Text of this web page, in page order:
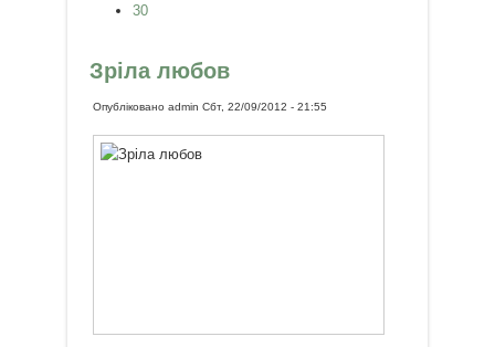
30
Зріла любов
Опублікованоadmin Сбт, 22/09/2012 - 21:55